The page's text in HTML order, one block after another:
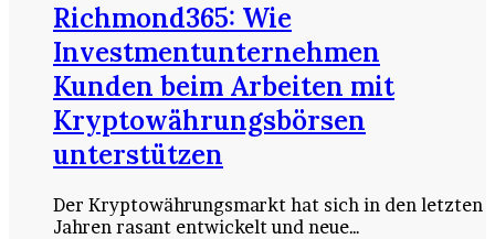
Richmond365: Wie
Investmentunternehmen
Kunden beim Arbeiten mit
Kryptowährungsbörsen
unterstützen
Der Kryptowährungsmarkt hat sich in den letzten
Jahren rasant entwickelt und neue…